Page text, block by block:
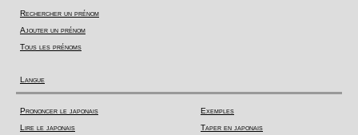
Rechercher un prénom
Ajouter un prénom
Tous les prénoms
Langue
Prononcer le japonais
Lire le japonais
Exemples
Taper en japonais